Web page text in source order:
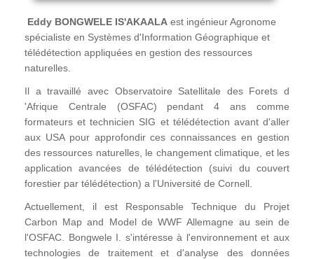
Eddy BONGWELE IS'AKAALA est ingénieur Agronome
spécialiste en Systèmes d'Information Géographique et
télédétection appliquées en gestion des ressources
naturelles.
Il a travaillé avec Observatoire Satellitale des Forets d
'Afrique Centrale (OSFAC) pendant 4 ans comme
formateurs et technicien SIG et télédétection avant d'aller
aux USA pour approfondir ces connaissances en gestion
des ressources naturelles, le changement climatique, et les
application avancées de télédétection (suivi du couvert
forestier par télédétection) a l'Université de Cornell.
Actuellement, il est Responsable Technique du Projet
Carbon Map and Model de WWF Allemagne au sein de
l'OSFAC. Bongwele I. s'intéresse à l'environnement et aux
technologies de traitement et d'analyse des données